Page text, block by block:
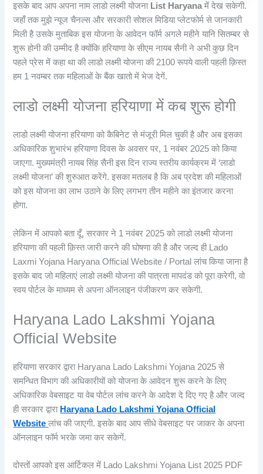
इसके बाद आप अपना नाम लाडो लक्ष्मी योजना List Haryana में देख सकेगी.
जहाँ तक मुझे न्यूज चैनल्स और सरकारी सोशल मिडिया प्लेटफोर्म से जानकारी
मिली है उसके मुताबिक इस योजना के आवेदन फॉर्म अगले महीने यानि सितम्बर से
शुरू होनी की उम्मीद है क्योंकि हरियाणा के सीएम नायब सैनी ने अभी कुछ दिन
पहले प्रेस में कहा था की लाडो लक्ष्मी योजना की 2100 रूपये वाली पहली क़िस्त
हम 1 नवम्बर तक महिलाओं के बैंक खातो में भेज देगें.
लाडो लक्ष्मी योजना हरियाणा में कब शुरू होगी
लाडो लक्ष्मी योजना हरियाणा को कैबिनेट से मंजूरी मिल चुकी है और अब इसका
अधिकारिक शुभारंभ हरियाणा दिवस के अवसर पर, 1 नवंबर 2025 को किया
जाएगा. मुख्यमंत्री नायब सिंह सैनी इस दिन राज्य स्तरीय कार्यक्रम में ‘लाडो
लक्ष्मी योजना’ की शुरुआत करेंगे. इसका मतलब है कि अब प्रदेश की महिलाओं
को इस योजना का लाभ उठाने के लिए लगभग तीन महीने का इंतजार करना
होगा.
लेकिन में आपको बता दूँ, सरकार ने 1 नवंबर 2025 को लाडो लक्ष्मी योजना
हरियाणा की पहली क़िस्त जारी करने की घोषणा की है और जल्द ही Lado
Laxmi Yojana Haryana Official Website / Portal लांच किया जाना है
इसके बाद जो महिलाएं लाडो लक्ष्मी योजना की पात्रता मापदंड को पूरा करेगी, वो
स्वय पोर्टल के माध्यम से अपना ऑनलाइन पंजीकरण कर सकेगी.
Haryana Lado Lakshmi Yojana
Official Website
हरियाणा सरकार द्वारा Haryana Lado Lakshmi Yojana 2025 से
समन्धित विभाग की अधिकारीयों को योजना के आवेदन शुरू करने के लिए
अधिकारिक वेबसाइट या वेब पोर्टल लांच करने के आदेश दे दिए गए है और जल्द
ही सरकार द्वारा Haryana Lado Lakshmi Yojana Official
Website लांच की जाएगी. इसके बाद आप सीधे वेबसाइट पर जाकर के अपना
ऑनलाइन फॉर्म भरके जमा कर सकेगें.
दोस्तों आपको इस आर्टिकल में Lado Lakshmi Yojana List 2025 PDF